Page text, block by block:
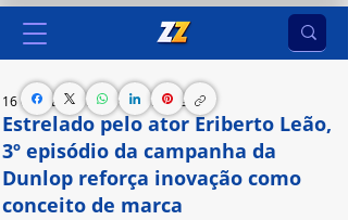
Estrelado pelo ator Eriberto Leão,
3º episódio da campanha da
Dunlop reforça inovação como
conceito de marca
16 de mai. de 2024 3 min de leitura